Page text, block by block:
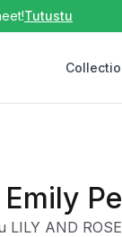
Tutustu
LILY AND